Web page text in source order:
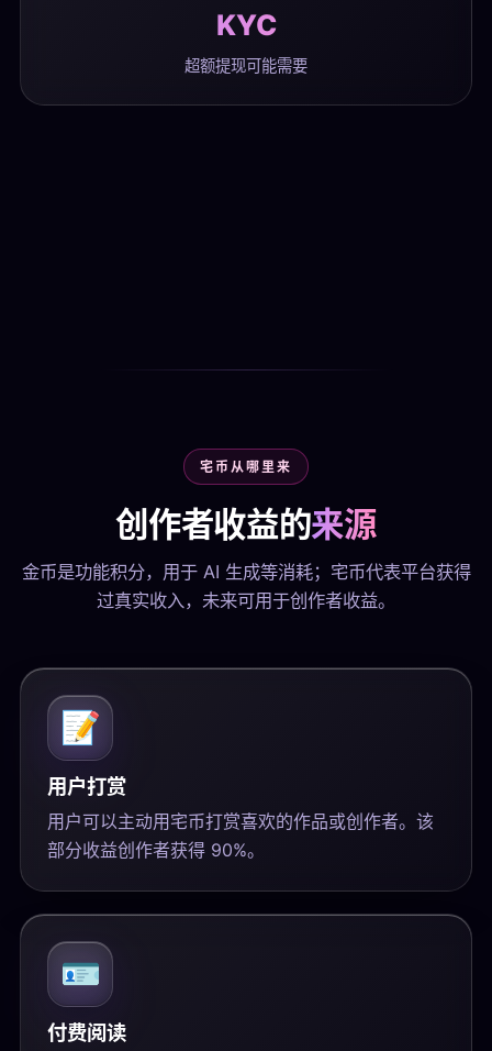
KYC
超额提现可能需要
宅币从哪里来
创作者收益的来源
金币是功能积分，用于 AI 生成等消耗；宅币代表平台获得
过真实收入，未来可用于创作者收益。
📝
用户打赏
用户可以主动用宅币打赏喜欢的作品或创作者。该
部分收益创作者获得 90%。
🪪
付费阅读